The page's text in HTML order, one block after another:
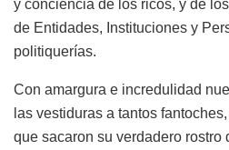
y conciencia de los ricos, y de
de Entidades, Instituciones y
politiquerías.
Con amargura e incredulidad
las vestiduras a tantos
que sacaron su verdadero rostro